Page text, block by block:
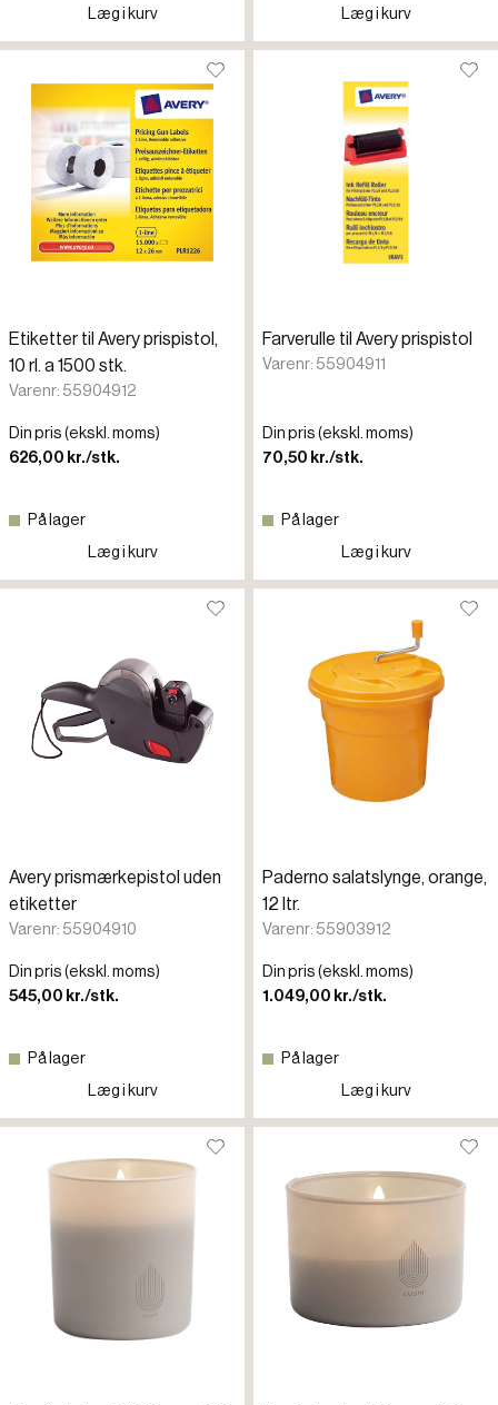
Læg i kurv
Læg i kurv
Etiketter til Avery prispistol,
10 rl. a 1500 stk.
Varenr: 55904912
Din pris (ekskl. moms)
626,00 kr./stk.
På lager
Læg i kurv
Farverulle til Avery prispistol
Varenr: 55904911
Din pris (ekskl. moms)
70,50 kr./stk.
På lager
Læg i kurv
Avery prismærkepistol uden
etiketter
Varenr: 55904910
Din pris (ekskl. moms)
545,00 kr./stk.
På lager
Læg i kurv
Paderno salatslynge, orange,
12 ltr.
Varenr: 55903912
Din pris (ekskl. moms)
1.049,00 kr./stk.
På lager
Læg i kurv